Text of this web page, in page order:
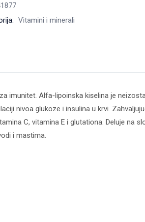
Vitamini i minerali
Alfa-lipoinska kiselina je
nivoa glukoze i insulina u krvi.
C, vitamina E i glutationa. Deluje na
i mastima.